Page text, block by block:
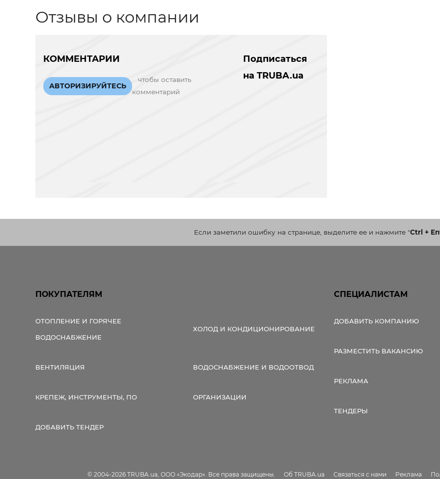
Отзывы о компании
КОММЕНТАРИИ
АВТОРИЗИРУЙТЕСЬ
чтобы оставить
комментарий
Подписаться
на TRUBA.ua
Если заметили ошибку на странице, выделите ее и нажмите"Ctrl +
ПОКУПАТЕЛЯМ
ОТОПЛЕНИЕ И ГОРЯЧЕЕ
ВОДОСНАБЖЕНИЕ
ХОЛОД И КОНДИЦИОНИРОВАНИЕ
ВЕНТИЛЯЦИЯ ВОДОСНАБЖЕНИЕ И ВОДООТВОД
КРЕПЕЖ, ИНСТРУМЕНТЫ, ПО ОРГАНИЗАЦИИ
ДОБАВИТЬ ТЕНДЕР
СПЕЦИАЛИСТАМ
ДОБАВИТЬ КОМПАНИЮ
РАЗМЕСТИТЬ ВАКАНСИЮ
РЕКЛАМА
ТЕНДЕРЫ
© 2004-2026 TRUBA.ua, ООО «Экодар». Все права защищены. Об TRUBA.ua Связаться с нами Реклама